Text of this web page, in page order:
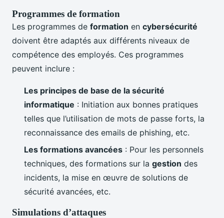
Programmes de formation
Les programmes de formation en cybersécurité
doivent être adaptés aux différents niveaux de
compétence des employés. Ces programmes
peuvent inclure :
Les principes de base de la sécurité
informatique : Initiation aux bonnes pratiques
telles que l’utilisation de mots de passe forts, la
reconnaissance des emails de phishing, etc.
Les formations avancées : Pour les personnels
techniques, des formations sur la gestion des
incidents, la mise en œuvre de solutions de
sécurité avancées, etc.
Simulations d’attaques